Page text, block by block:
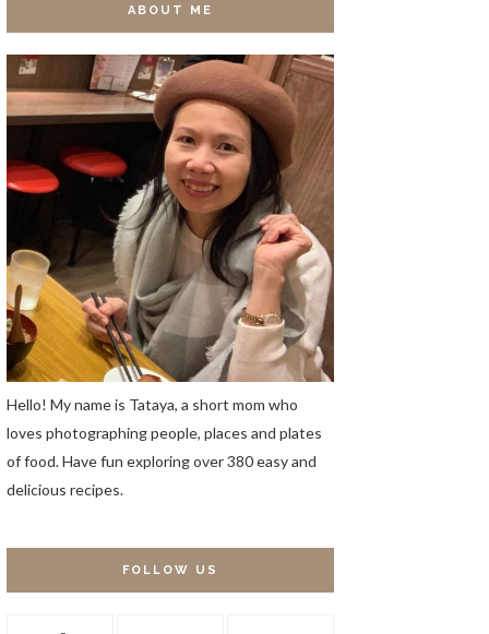
ABOUT ME
Hello! My name is Tataya, a short mom who
loves photographing people, places and plates
of food. Have fun exploring over 380 easy and
delicious recipes.
FOLLOW US